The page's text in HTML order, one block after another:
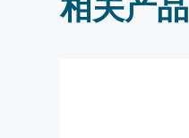
相关产品